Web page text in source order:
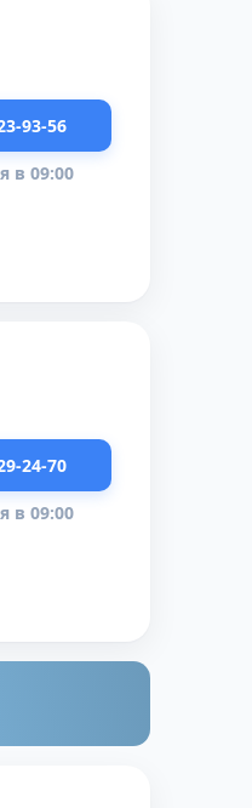
93-56
в 09:00
24-70
в 09:00